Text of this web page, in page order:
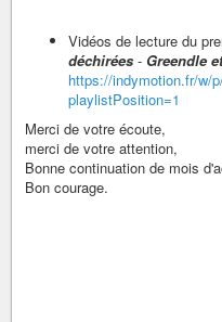
Vidéos de lecture du
déchirées - Greendle
https://indymotion.fr/w/
playlistPosition=1
Merci de votre écoute,
merci de votre attention,
Bonne continuation de mois
Bon courage.